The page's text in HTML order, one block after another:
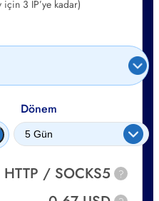
3 IP’ye kadar)
Dönem
HTTP / SOCKS5 ?